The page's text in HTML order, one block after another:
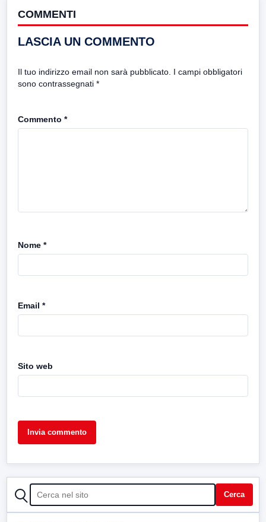
COMMENTI
LASCIA UN COMMENTO
Il tuo indirizzo email non sarà pubblicato. I campi obbligatori
sono contrassegnati *
Commento *
Nome *
Email *
Sito web
CERCA Cerca